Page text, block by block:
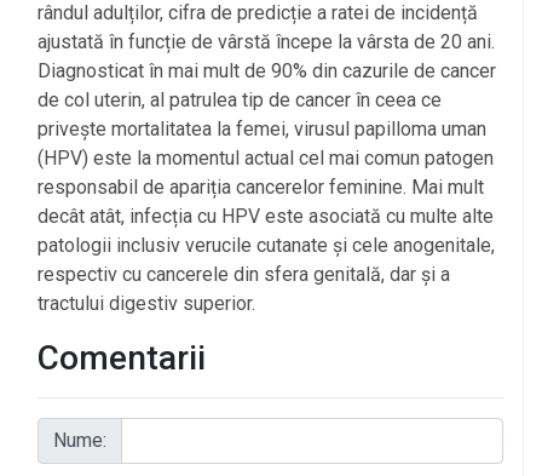
rândul adulților, cifra de predicție a ratei de incidență
ajustată în funcție de vârstă începe la vârsta de 20 ani.
Diagnosticat în mai mult de 90% din cazurile de cancer
de col uterin, al patrulea tip de cancer în ceea ce
privește mortalitatea la femei, virusul papilloma uman
(HPV) este la momentul actual cel mai comun patogen
responsabil de apariția cancerelor feminine. Mai mult
decât atât, infecția cu HPV este asociată cu multe alte
patologii inclusiv verucile cutanate și cele anogenitale,
respectiv cu cancerele din sfera genitală, dar și a
tractului digestiv superior.
Comentarii
Nume: